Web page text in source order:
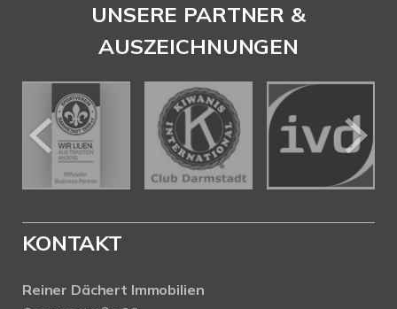
UNSERE PARTNER &
AUSZEICHNUNGEN
KONTAKT
Reiner Dächert Immobilien